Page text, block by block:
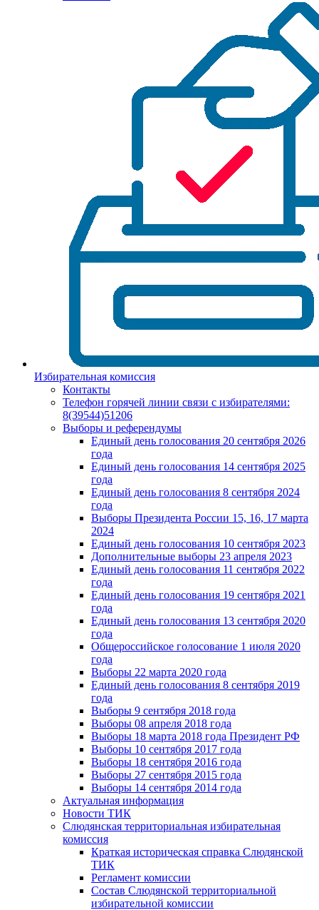
Избирательная комиссия
Контакты
Телефон горячей линии связи с избирателями:
8(39544)51206
Выборы и референдумы
Единый день голосования 20 сентября 2026
года
Единый день голосования 14 сентября 2025
года
Единый день голосования 8 сентября 2024
года
Выборы Президента России 15, 16, 17 марта
2024
Единый день голосования 10 сентября 2023
Дополнительные выборы 23 апреля 2023
Единый день голосования 11 сентября 2022
года
Единый день голосования 19 сентября 2021
года
Единый день голосования 13 сентября 2020
года
Общероссийское голосование 1 июля 2020
года
Выборы 22 марта 2020 года
Единый день голосования 8 сентября 2019
года
Выборы 9 сентября 2018 года
Выборы 08 апреля 2018 года
Выборы 18 марта 2018 года Президент РФ
Выборы 10 сентября 2017 года
Выборы 18 сентября 2016 года
Выборы 27 сентября 2015 года
Выборы 14 сентября 2014 года
Актуальная информация
Новости ТИК
Слюдянская территориальная избирательная
комиссия
Краткая историческая справка Слюдянской
ТИК
Регламент комиссии
Состав Слюдянской территориальной
избирательной комиссии